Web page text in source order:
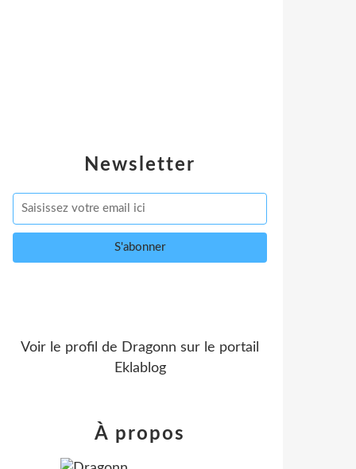
Newsletter
Voir le profil de Dragonn sur le portail
Eklablog
À propos